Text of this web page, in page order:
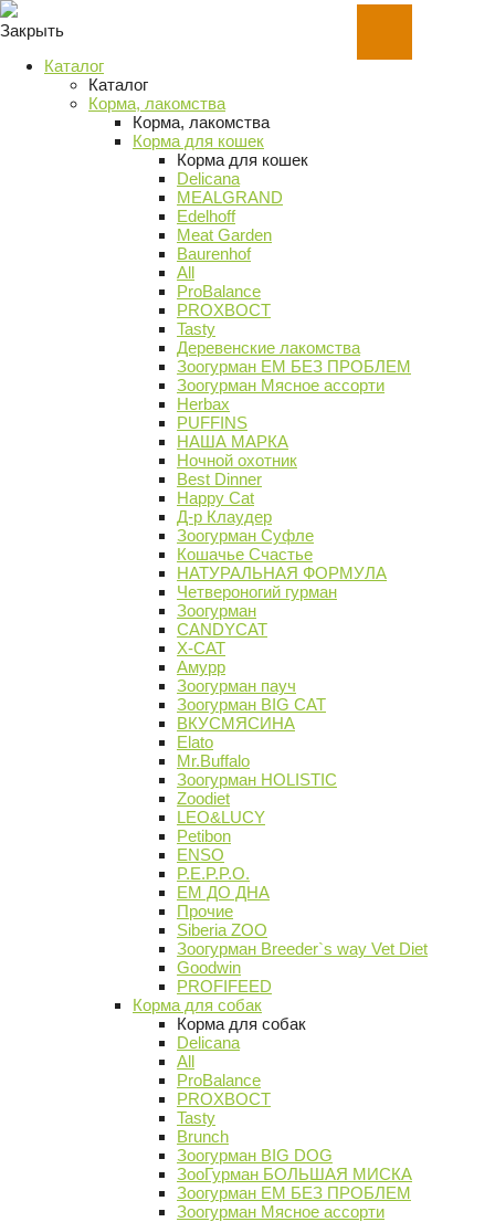
Закрыть
Каталог
Каталог
Корма, лакомства
Корма, лакомства
Корма для кошек
Корма для кошек
Delicana
MEALGRAND
Edelhoff
Meat Garden
Baurenhof
All
ProBalance
PROХВОСТ
Tasty
Деревенские лакомства
Зоогурман ЕМ БЕЗ ПРОБЛЕМ
Зоогурман Мясное ассорти
Herbax
PUFFINS
НАША МАРКА
Ночной охотник
Best Dinner
Happy Cat
Д-р Клаудер
Зоогурман Суфле
Кошачье Счастье
НАТУРАЛЬНАЯ ФОРМУЛА
Четвероногий гурман
Зоогурман
CANDYCAT
X-CAT
Амурр
Зоогурман пауч
Зоогурман BIG CAT
ВКУСМЯСИНА
Elato
Mr.Buffalo
Зоогурман HOLISTIC
Zoodiet
LEO&LUCY
Petibon
ENSO
P.E.P.P.O.
ЕМ ДО ДНА
Прочие
Siberia ZOO
Зоогурман Breeder`s way Vet Diet
Goodwin
PROFIFEED
Корма для собак
Корма для собак
Delicana
All
ProBalance
PROХВОСТ
Tasty
Brunch
Зоогурман BIG DOG
ЗооГурман БОЛЬШАЯ МИСКА
Зоогурман ЕМ БЕЗ ПРОБЛЕМ
Зоогурман Мясное ассорти